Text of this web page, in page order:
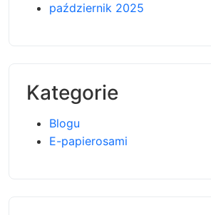
październik 2025
Kategorie
Blogu
E-papierosami